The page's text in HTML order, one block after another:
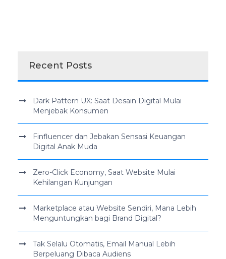
Recent Posts
Dark Pattern UX: Saat Desain Digital Mulai
Menjebak Konsumen
Finfluencer dan Jebakan Sensasi Keuangan
Digital Anak Muda
Zero-Click Economy, Saat Website Mulai
Kehilangan Kunjungan
Marketplace atau Website Sendiri, Mana Lebih
Menguntungkan bagi Brand Digital?
Tak Selalu Otomatis, Email Manual Lebih
Berpeluang Dibaca Audiens